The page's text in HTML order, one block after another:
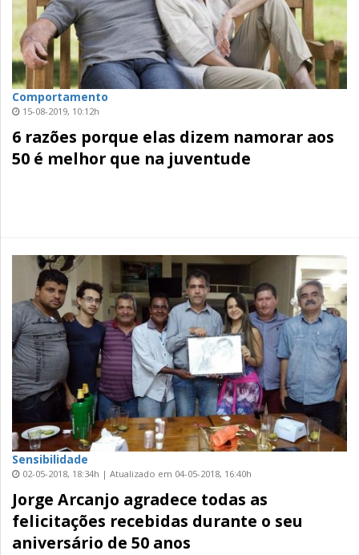
Comportamento
15-08-2019, 10:12h
6 razões porque elas dizem namorar aos
50 é melhor que na juventude
Sensibilidade
02-05-2018, 18:34h | Atualizado em 04-05-2018, 16:40h
Jorge Arcanjo agradece todas as
felicitações recebidas durante o seu
aniversário de 50 anos